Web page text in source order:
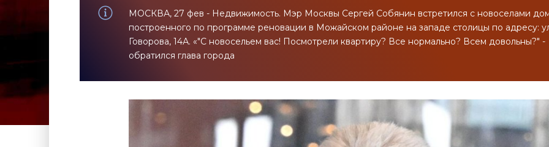
МОСКВА, 27 фев - Недвижимость. Мэр Москвы Сергей Собянин встретился с новоселами
построенного по программе реновации в Можайском районе на западе столицы по адресу:
Говорова, 14А. «"С новосельем вас! Посмотрели квартиру? Все нормально? Всем довольны?" -
обратился глава города